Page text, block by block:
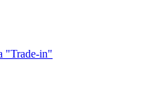
"Trade-in"